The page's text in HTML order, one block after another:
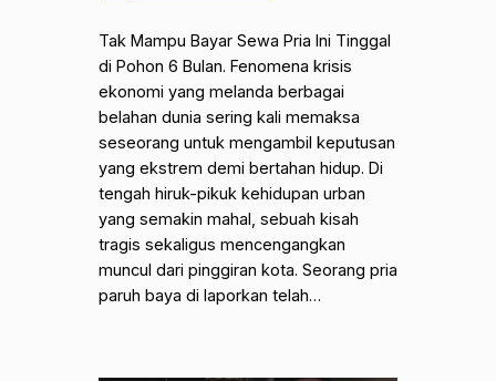
Tak Mampu Bayar Sewa Pria Ini Tinggal
di Pohon 6 Bulan. Fenomena krisis
ekonomi yang melanda berbagai
belahan dunia sering kali memaksa
seseorang untuk mengambil keputusan
yang ekstrem demi bertahan hidup. Di
tengah hiruk-pikuk kehidupan urban
yang semakin mahal, sebuah kisah
tragis sekaligus mencengangkan
muncul dari pinggiran kota. Seorang pria
paruh baya di laporkan telah…